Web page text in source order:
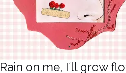
Rain on me, I´ll grow